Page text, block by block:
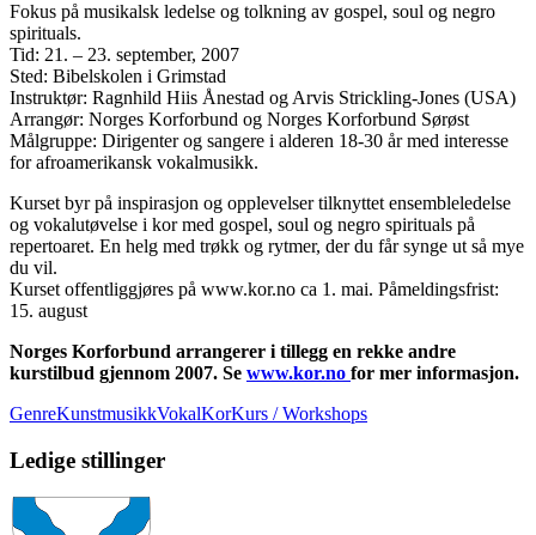
Fokus på musikalsk ledelse og tolkning av gospel, soul og negro
spirituals.
Tid: 21. – 23. september, 2007
Sted: Bibelskolen i Grimstad
Instruktør: Ragnhild Hiis Ånestad og Arvis Strickling-Jones (USA)
Arrangør: Norges Korforbund og Norges Korforbund Sørøst
Målgruppe: Dirigenter og sangere i alderen 18-30 år med interesse
for afroamerikansk vokalmusikk.
Kurset byr på inspirasjon og opplevelser tilknyttet ensembleledelse
og vokalutøvelse i kor med gospel, soul og negro spirituals på
repertoaret. En helg med trøkk og rytmer, der du får synge ut så mye
du vil.
Kurset offentliggjøres på www.kor.no ca 1. mai. Påmeldingsfrist:
15. august
Norges Korforbund arrangerer i tillegg en rekke andre
kurstilbud gjennom 2007. Se www.kor.no for mer informasjon.
GenreKunstmusikkVokalKorKurs / Workshops
Ledige stillinger